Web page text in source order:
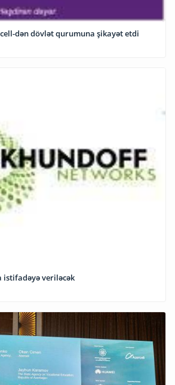
dən dövlət qurumuna şikayət etdi
istifadəyə veriləcək